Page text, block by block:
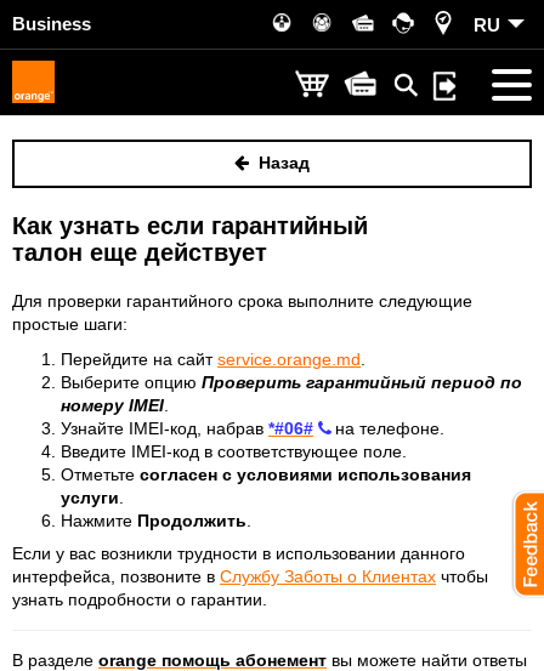
Business RU
Назад
Как узнать если гарантийный
талон еще действует
Для проверки гарантийного срока выполните следующие
простые шаги:
Перейдите на сайтservice.orange.md
Выберите опцию Проверить гарантийный период по
номеру IMEI
Узнайте IMEI-код, набрав *#06#
на телефоне.
Введите IMEI-код в соответствующее поле.
Отметьте согласен с условиями использования
услуги
Нажмите Продолжить
Если у вас возникли трудности в использовании данного
интерфейса, позвоните в Службу Заботы о Клиентах чтобы
узнать подробности о гарантии.
В разделе orange помощь абонемент вы можете найти ответы